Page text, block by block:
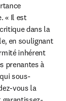
« Il est
dans la
en soulignant
inhérent
prenantes à
sous-
vous la